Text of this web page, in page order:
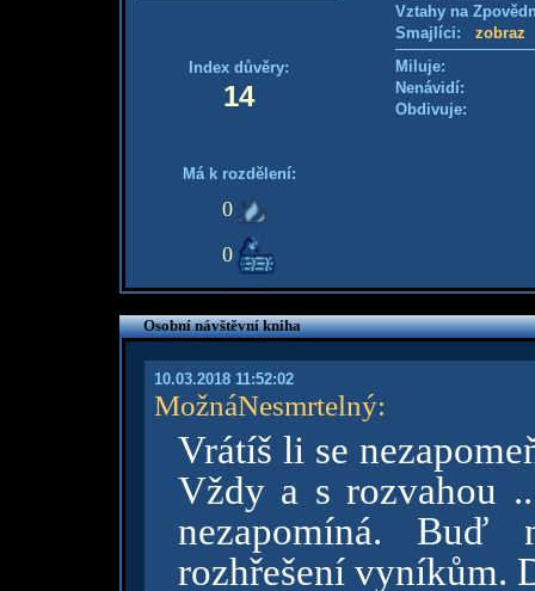
Index důvěry:
14
Má k rozdělení:
0
0
Vztahy na
Smajlíci: zobraz
Miluje:
Nenávidí:
Obdivuje:
Osobní návštěvní kniha
10.03.2018 11:52:02
MožnáNesmrtelný:
Vrátíš li se
Vždy a s rozvahou
nezapomíná.
rozhřešení vyníkům.